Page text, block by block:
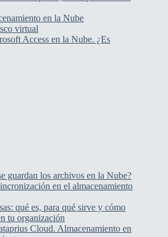
en la Nube
virtual
Access en la Nube. ¿Es
guardan los archivos en la Nube?
en el almacenamiento
qué es, para qué sirve y cómo
tu organización
Cloud. Almacenamiento en